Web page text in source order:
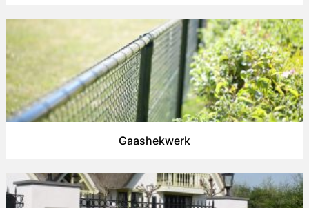
Gaashekwerk